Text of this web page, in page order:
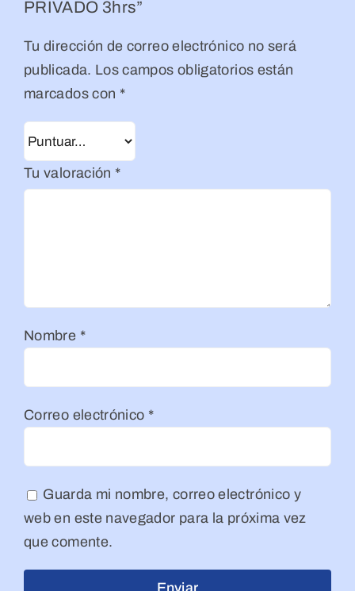
PRIVADO 3hrs”
Tu dirección de correo electrónico no será
publicada. Los campos obligatorios están
marcados con *
Tu valoración *
Nombre *
Correo electrónico *
Guarda mi nombre, correo electrónico y
web en este navegador para la próxima vez
que comente.